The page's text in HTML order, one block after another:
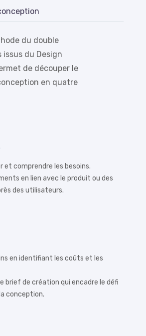
du double
du Design
de découper le
en quatre
et comprendre les besoins.
en lien avec le produit ou des
des utilisateurs.
en identifiant les coûts et les
brief de création qui encadre le défi
conception.